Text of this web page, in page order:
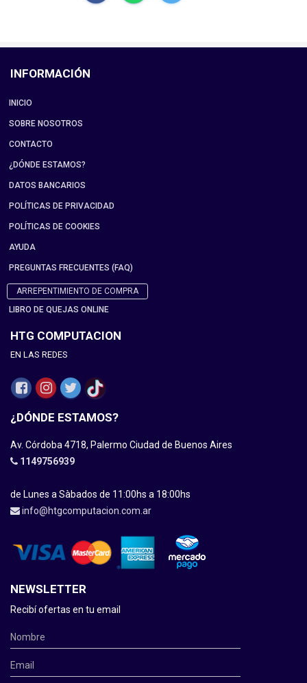
INFORMACIÓN
INICIO
SOBRE NOSOTROS
CONTACTO
¿DÓNDE ESTAMOS?
DATOS BANCARIOS
POLÍTICAS DE PRIVACIDAD
POLÍTICAS DE COOKIES
AYUDA
PREGUNTAS FRECUENTES (FAQ)
ARREPENTIMIENTO DE COMPRA
LIBRO DE QUEJAS ONLINE
HTG COMPUTACION
EN LAS REDES
¿DÓNDE ESTAMOS?
Av. Córdoba 4718, Palermo Ciudad de Buenos Aires
1149756939
de Lunes a Sàbados de 11:00hs a 18:00hs
info@htgcomputacion.com.ar
NEWSLETTER
Recibí ofertas en tu email